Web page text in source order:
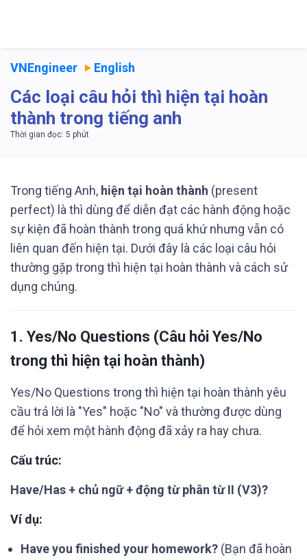
VNEngineer English
Các loại câu hỏi thì hiện tại hoàn
thành trong tiếng anh
Trong tiếng Anh, hiện tại hoàn thành (present
perfect) là thì dùng để diễn đạt các hành động hoặc
sự kiện đã hoàn thành trong quá khứ nhưng vẫn có
liên quan đến hiện tại. Dưới đây là các loại câu hỏi
thường gặp trong thì hiện tại hoàn thành và cách sử
dụng chúng.
1. Yes/No Questions (Câu hỏi Yes/No
trong thì hiện tại hoàn thành)
Yes/No Questions trong thì hiện tại hoàn thành yêu
cầu trả lời là "Yes" hoặc "No" và thường được dùng
để hỏi xem một hành động đã xảy ra hay chưa.
Cấu trúc:
Have/Has + chủ ngữ + động từ phân từ II (V3)?
Ví dụ:
Have you finished your homework? (Bạn đã hoàn